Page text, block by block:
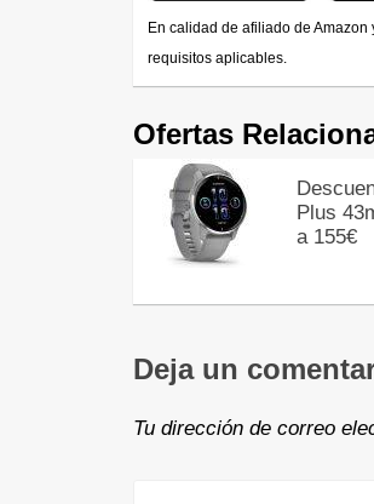
En calidad de afiliado de
requisitos aplicables.
Ofertas
Plus
a 155€
Deja un
Tu dirección de correo